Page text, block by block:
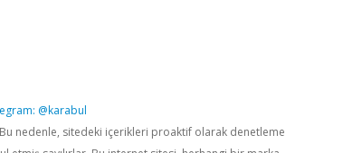
@karabul
Bu nedenle, sitedeki içerikleri proaktif olarak denetleme